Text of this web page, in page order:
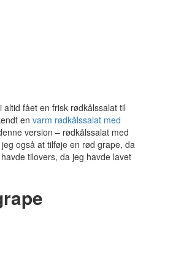
fået en frisk rødkålssalat til
en varm rødkålssalat med
version – rødkålssalat med
også at tilføje en rød grape, da
tilovers, da jeg havde lavet